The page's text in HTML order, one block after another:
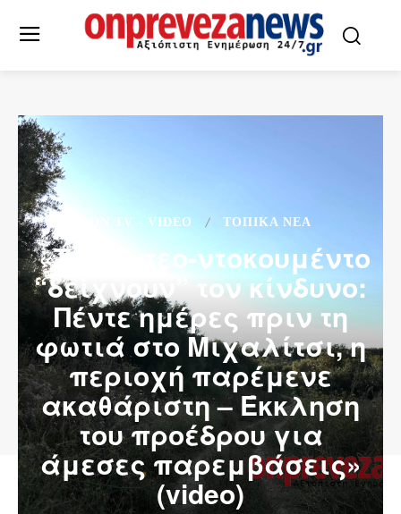
ON TV - VIDEO ΤΟΠΙΚΆ ΝΈΑ
«Τα βίντεο-ντοκουμέντο
“δείχνουν” τον κίνδυνο:
Πέντε ημέρες πριν τη
φωτιά στο Μιχαλίτσι, η
περιοχή παρέμενε
ακαθάριστη – Έκκληση
του προέδρου για
άμεσες παρεμβάσεις»
(video)